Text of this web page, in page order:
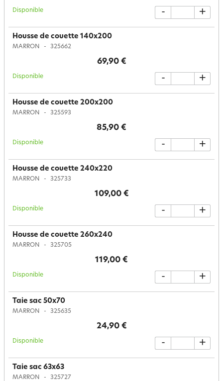
Disponible - +
Housse de couette 140x200
MARRON 325662
69,90 €
Disponible - +
Housse de couette 200x200
MARRON 325593
85,90 €
Disponible - +
Housse de couette 240x220
MARRON 325733
109,00 €
Disponible - +
Housse de couette 260x240
MARRON 325705
119,00 €
Disponible - +
Taie sac 50x70
MARRON 325635
24,90 €
Disponible - +
Taie sac 63x63
MARRON 325727